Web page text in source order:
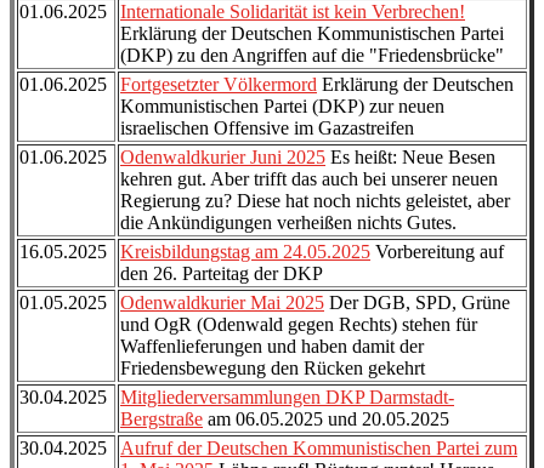
01.06.2025
Internationale Solidarität ist kein Verbrechen!
Erklärung der Deutschen Kommunistischen Partei
(DKP) zu den Angriffen auf die "Friedensbrücke"
01.06.2025
Fortgesetzter Völkermord Erklärung der Deutschen
Kommunistischen Partei (DKP) zur neuen
israelischen Offensive im Gazastreifen
01.06.2025
Odenwaldkurier Juni 2025 Es heißt: Neue Besen
kehren gut. Aber trifft das auch bei unserer neuen
Regierung zu? Diese hat noch nichts geleistet, aber
die Ankündigungen verheißen nichts Gutes.
16.05.2025
Kreisbildungstag am 24.05.2025 Vorbereitung auf
den 26. Parteitag der DKP
01.05.2025
Odenwaldkurier Mai 2025 Der DGB, SPD, Grüne
und OgR (Odenwald gegen Rechts) stehen für
Waffenlieferungen und haben damit der
Friedensbewegung den Rücken gekehrt
30.04.2025
Mitgliederversammlungen DKP Darmstadt-
Bergstraße am 06.05.2025 und 20.05.2025
30.04.2025
Aufruf der Deutschen Kommunistischen Partei zum